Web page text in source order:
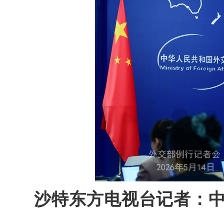
沙特东方电视台记者：